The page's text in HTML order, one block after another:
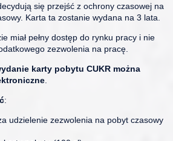
się przejść z ochrony czasowej na
Karta ta zostanie wydana na 3 lata.
miał pełny dostęp do rynku pracy i nie
zezwolenia na pracę.
karty pobytu CUKR można
:
udzielenie zezwolenia na pobyt czasowy